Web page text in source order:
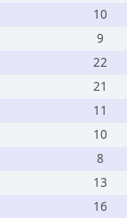
10
9
22
21
11
10
8
13
16